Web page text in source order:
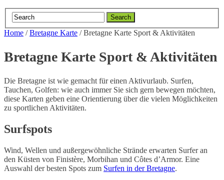
Home /Bretagne Karte /Bretagne Karte Sport & Aktivitäten
Bretagne Karte Sport & Aktivitäten
Die Bretagne ist wie gemacht für einen Aktivurlaub. Surfen,
Tauchen, Golfen: wie auch immer Sie sich gern bewegen möchten,
diese Karten geben eine Orientierung über die vielen Möglichkeiten
zu sportlichen Aktivitäten.
Surfspots
Wind, Wellen und außergewöhnliche Strände erwarten Surfer an
den Küsten von Finistère, Morbihan und Côtes d’Armor. Eine
Auswahl der besten Spots zum Surfen in der Bretagne.